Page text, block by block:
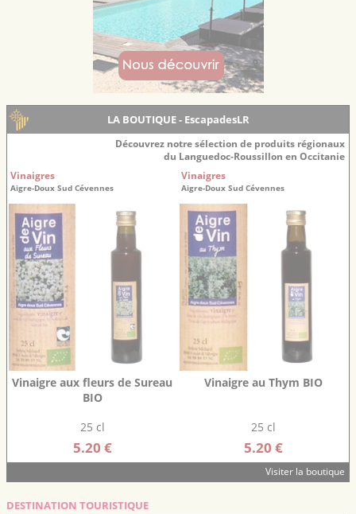
LA BOUTIQUE - EscapadesLR
Découvrez notre sélection de produits régionaux
du Languedoc-Roussillon en Occitanie
Vinaigres
Aigre-Doux Sud Cévennes
Vinaigre aux fleurs de Sureau
BIO
25 cl
5.20 €
Vinaigres
Aigre-Doux Sud Cévennes
Vinaigre au Thym BIO
25 cl
5.20 €
Visiter la boutique
DESTINATION TOURISTIQUE